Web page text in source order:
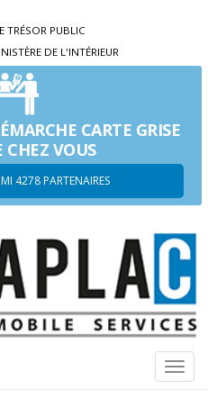
TRÉSOR PUBLIC
DE L'INTÉRIEUR
CARTE GRISE
CHEZ VOUS
4278 PARTENAIRES